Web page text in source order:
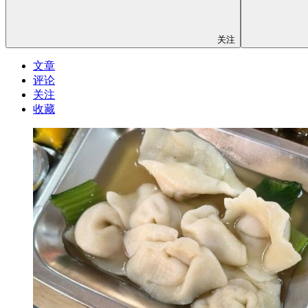
关注
文章
评论
关注
收藏